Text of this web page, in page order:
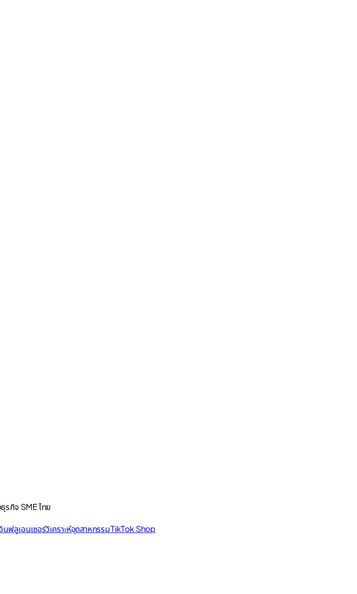
รกิจ SME ไทย
นฟลูเอนเซอร์วิเคราะห์อุตสาหกรรมTikTok Shop